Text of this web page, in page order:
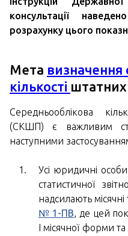
консультації
розрахунку цього
Мета визначення
кількості штатних
Середньооблікова
(СКШП) є важливим
наступними
Усі юридичні
статистичної
надсилають місячні
№ 1-ПВ, де цей
І місячної форми та